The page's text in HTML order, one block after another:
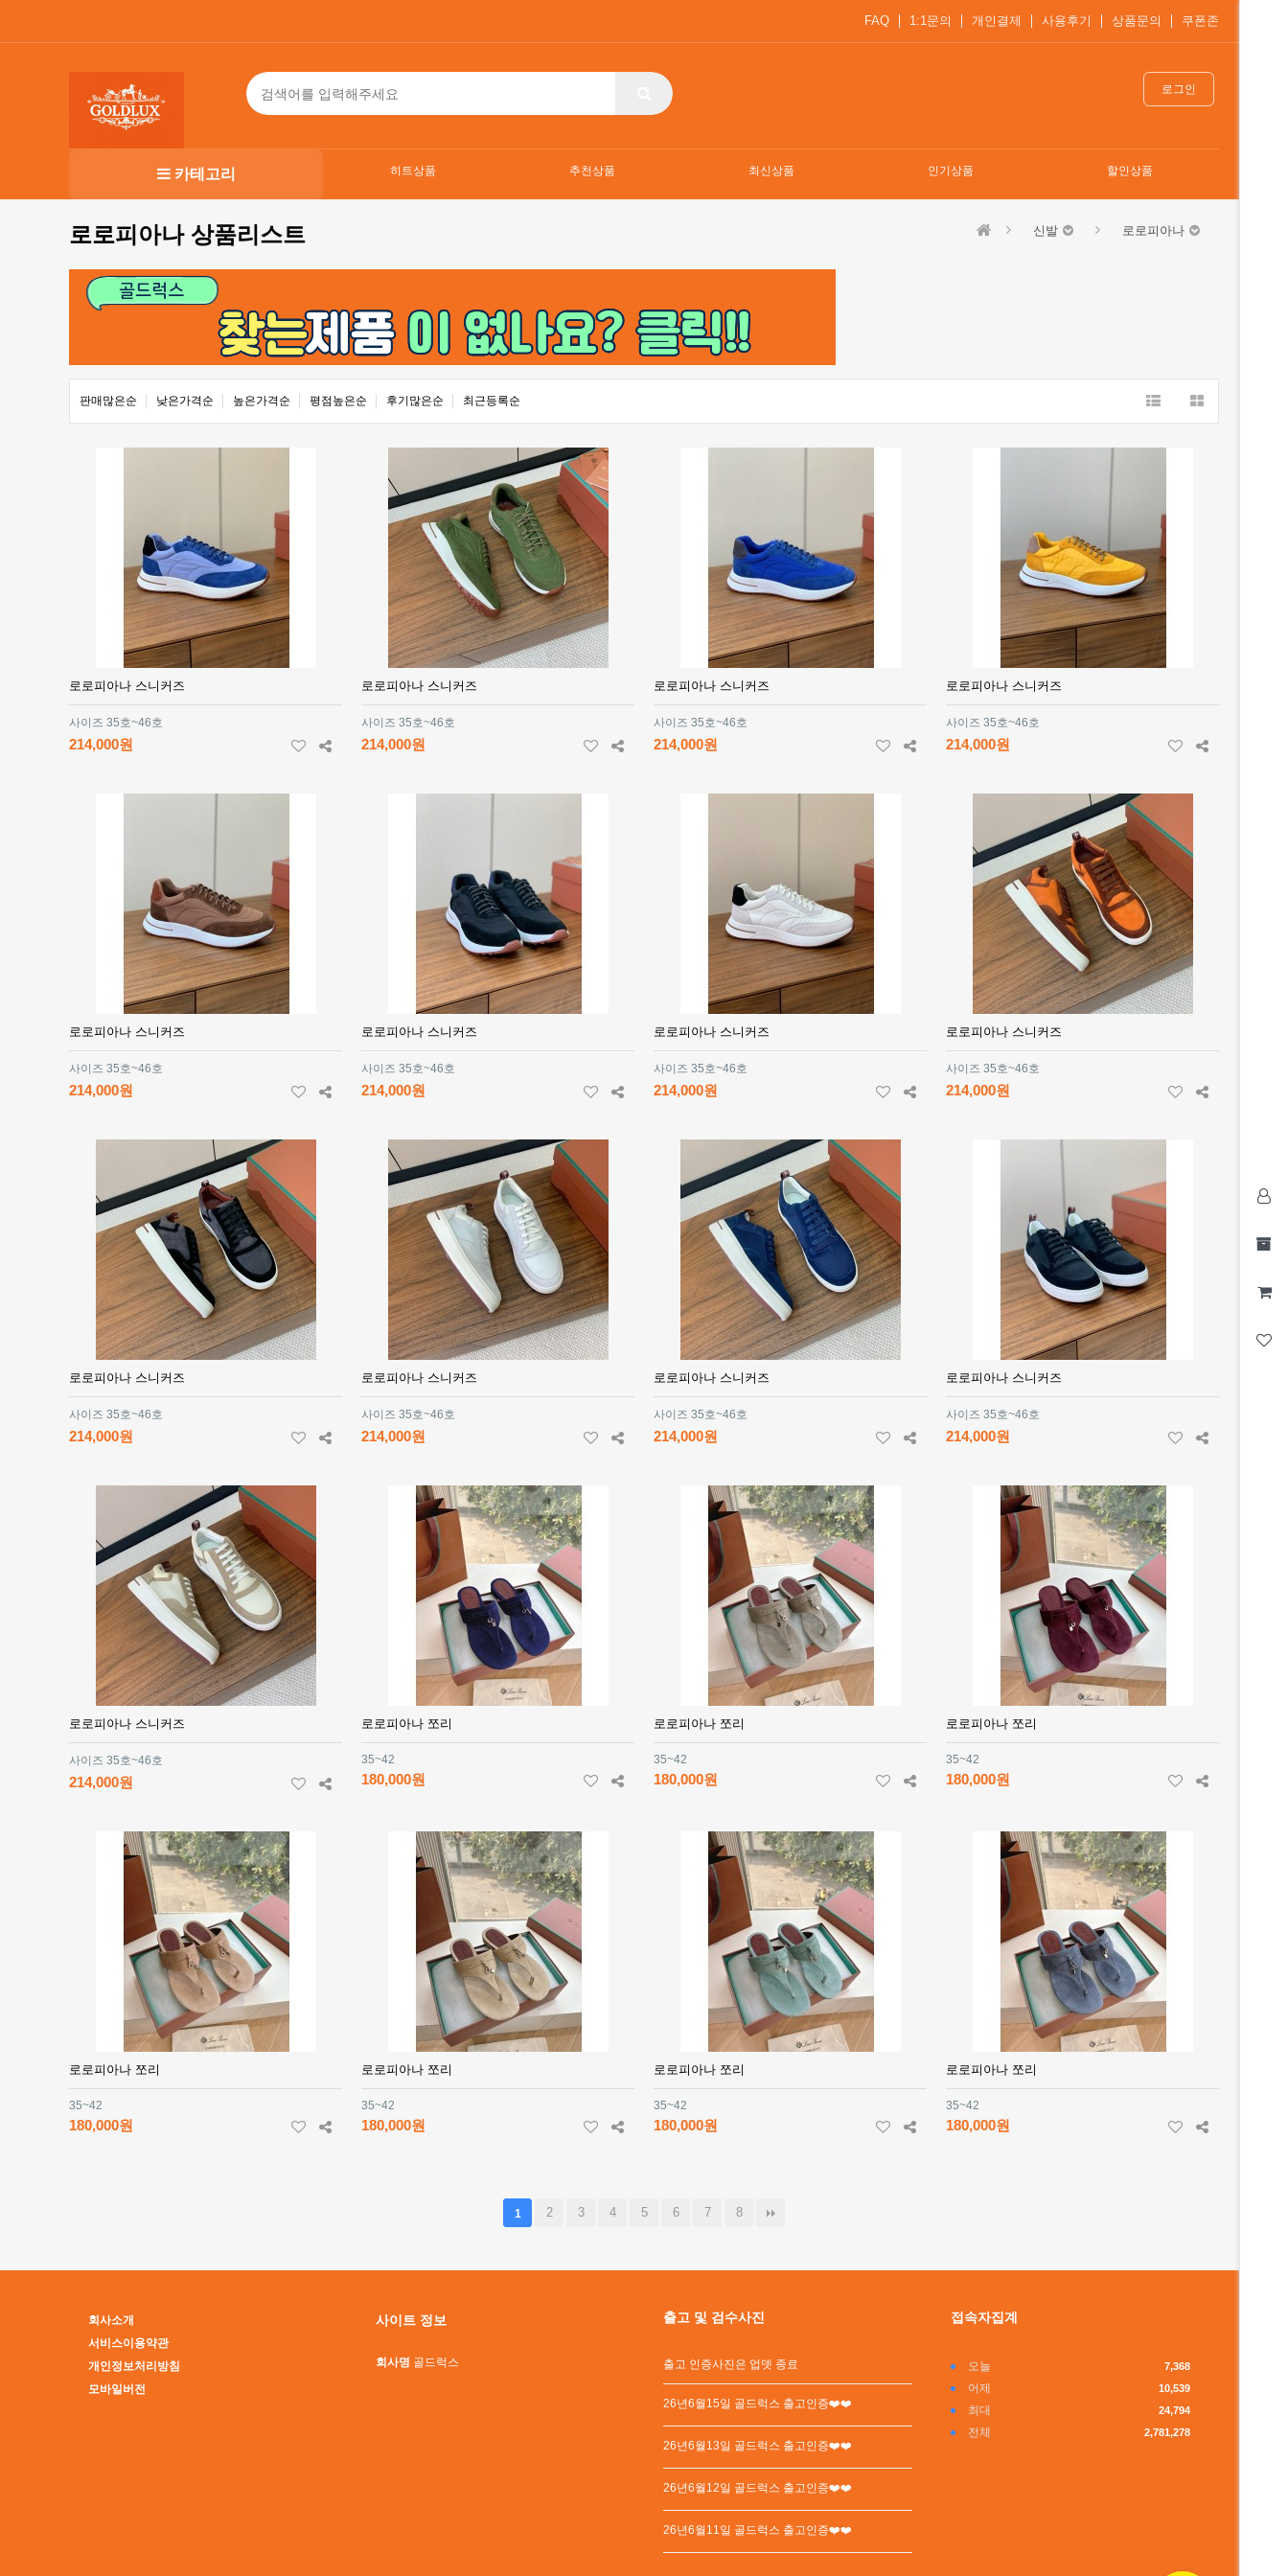
FAQ 1:1문의 개인결제 사용후기 상품문의 쿠폰존
로그인
카테고리 히트상품 추천상품 최신상품 인기상품 할인상품
로로피아나 상품리스트 신발 로로피아나
판매많은순 낮은가격순 높은가격순 평점높은순 후기많은순 최근등록순
로로피아나 스니커즈
사이즈 35호~46호
214,000원
로로피아나 스니커즈
사이즈 35호~46호
214,000원
로로피아나 스니커즈
사이즈 35호~46호
214,000원
로로피아나 스니커즈
사이즈 35호~46호
214,000원
로로피아나 스니커즈
사이즈 35호~46호
214,000원
로로피아나 스니커즈
사이즈 35호~46호
214,000원
로로피아나 스니커즈
사이즈 35호~46호
214,000원
로로피아나 스니커즈
사이즈 35호~46호
214,000원
로로피아나 스니커즈
사이즈 35호~46호
214,000원
로로피아나 스니커즈
사이즈 35호~46호
214,000원
로로피아나 스니커즈
사이즈 35호~46호
214,000원
로로피아나 스니커즈
사이즈 35호~46호
214,000원
로로피아나 스니커즈
사이즈 35호~46호
214,000원
로로피아나 쪼리
35~42
180,000원
로로피아나 쪼리
35~42
180,000원
로로피아나 쪼리
35~42
180,000원
로로피아나 쪼리
35~42
180,000원
로로피아나 쪼리
35~42
180,000원
로로피아나 쪼리
35~42
180,000원
로로피아나 쪼리
35~42
180,000원
1 2 3 4 5 6 7 8
회사소개
서비스이용약관
개인정보처리방침
모바일버전
사이트 정보
회사명 골드럭스
출고 및 검수사진
출고 인증사진은 업뎃 종료
26년6월15일 골드럭스 출고인증❤️❤️
26년6월13일 골드럭스 출고인증❤️❤️
26년6월12일 골드럭스 출고인증❤️❤️
26년6월11일 골드럭스 출고인증❤️❤️
접속자집계
오늘 7,368
어제 10,539
최대 24,794
전체 2,781,278